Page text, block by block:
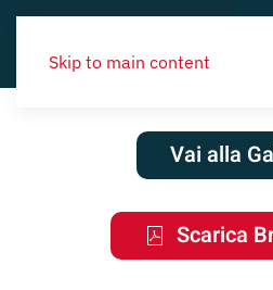
Skip to main content
Vai alla
Scarica